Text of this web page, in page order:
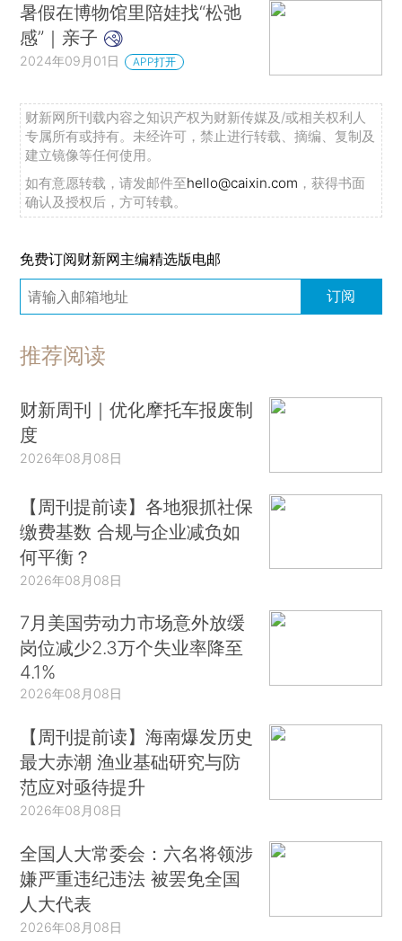
暑假在博物馆里陪娃找“松弛
感”｜亲子
2024年09月01日 APP打开
财新网所刊载内容之知识产权为财新传媒及/或相关权利人
专属所有或持有。未经许可，禁止进行转载、摘编、复制及
建立镜像等任何使用。
如有意愿转载，请发邮件至hello@caixin.com ，获得书面
确认及授权后，方可转载。
免费订阅财新网主编精选版电邮
订阅
推荐阅读
财新周刊｜优化摩托车报废制
度
2026年08月08日
【周刊提前读】各地狠抓社保
缴费基数 合规与企业减负如
何平衡？
2026年08月08日
7月美国劳动力市场意外放缓
岗位减少2.3万个失业率降至
4.1%
2026年08月08日
【周刊提前读】海南爆发历史
最大赤潮 渔业基础研究与防
范应对亟待提升
2026年08月08日
全国人大常委会：六名将领涉
嫌严重违纪违法 被罢免全国
人大代表
2026年08月08日